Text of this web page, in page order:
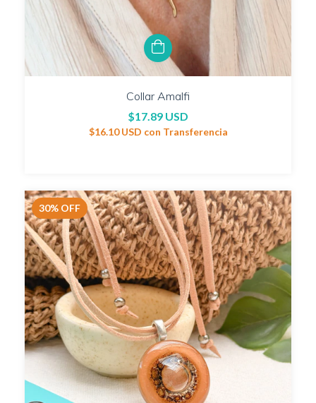
Collar Amalfi
$17.89 USD
$16.10 USD con Transferencia
30% OFF